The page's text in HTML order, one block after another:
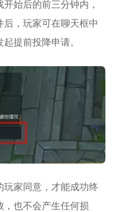
始后的前三分钟内，
后，玩家可在聊天框中
提前投降申请。
玩家同意，才能成功终
，也不会产生任何损